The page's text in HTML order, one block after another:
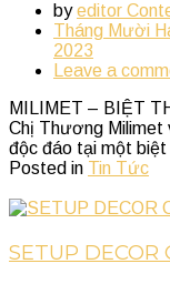
byeditor
Tháng Mười
2023
Leave a
MILIMET – BIỆT
Chị Thương
độc đáo tại một
Posted in Tin Tức
SETUP